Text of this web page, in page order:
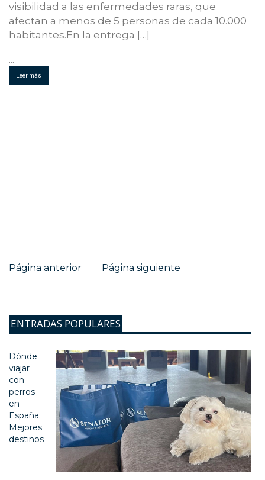
visibilidad a las enfermedades raras, que
afectan a menos de 5 personas de cada 10.000
habitantes.En la entrega […]
...
Leer más
Página anterior Página siguiente
ENTRADAS POPULARES
Dónde
viajar
con
perros
en
España:
Mejores
destinos